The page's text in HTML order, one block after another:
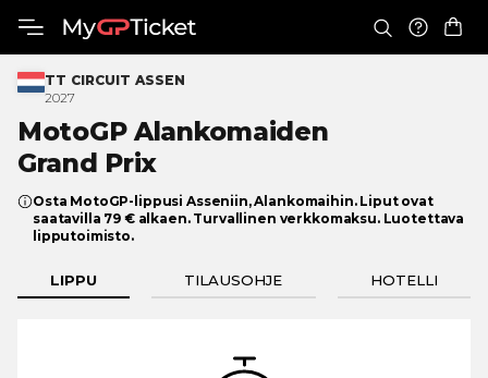
TT CIRCUIT ASSEN
2027
MotoGP Alankomaiden
Grand Prix
Osta MotoGP-lippusi Asseniin, Alankomaihin. Liput ovat
saatavilla 79 € alkaen. Turvallinen verkkomaksu. Luotettava
lipputoimisto.
LIPPU TILAUSOHJE HOTELLI